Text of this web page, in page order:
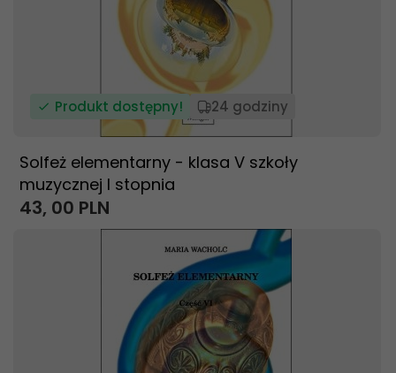
Produkt dostępny! 24 godziny
Solfeż elementarny - klasa V szkoły
muzycznej I stopnia
43, 00 PLN